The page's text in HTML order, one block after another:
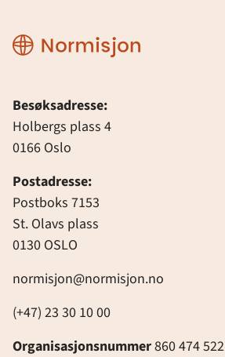
Normisjon
Besøksadresse:
Holbergs plass 4
0166 Oslo
Postadresse:
Postboks 7153
St. Olavs plass
0130 OSLO
normisjon@normisjon.no
(+47) 23 30 10 00
Organisasjonsnummer860 474 522